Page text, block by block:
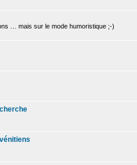
… mais sur le mode humoristique ;-)